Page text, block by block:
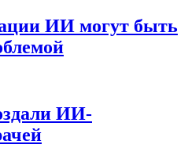
ИИ могут быть
ИИ-